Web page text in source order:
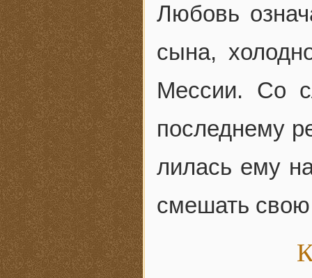
Любовь
сына,
Мессии. Со
последнему
лилась ему
смешать свою